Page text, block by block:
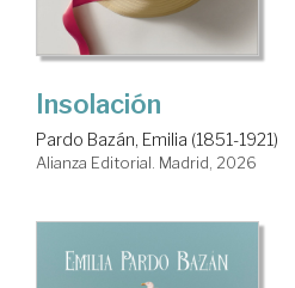
Insolación
Pardo Bazán, Emilia (1851-1921)
Alianza Editorial. Madrid, 2026